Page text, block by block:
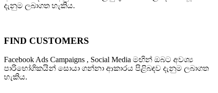
දැනුම ලබාගත හැකිය.
FIND CUSTOMERS
Facebook Ads Campaigns , Social Media මඟින් ඔබට අවශ්‍ය
පාරිභෝගිකයින් සොයා ගන්නා ආකාරය පිළිබඳව දැනුම ලබාගත
හැකිය.